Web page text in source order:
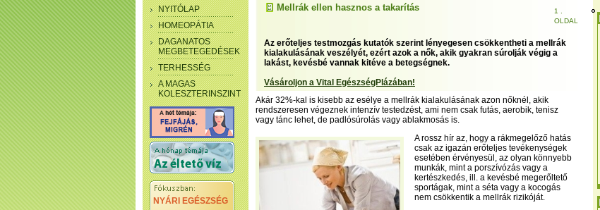
NYITÓLAP
HOMEOPÁTIA
DAGANATOS
MEGBETEGEDÉSEK
TERHESSÉG
A MAGAS
KOLESZTERINSZINT
NYÁRI EGÉSZSÉG
Mellrák ellen hasznos a takarítás
1 .
OLDAL
Az erőteljes testmozgás kutatók szerint lényegesen csökkentheti a mellrák
kialakulásának veszélyét, ezért azok a nők, akik gyakran súrolják végig a
lakást, kevésbé vannak kitéve a betegségnek.
Vásároljon a Vital EgészségPlázában!
Akár 32%-kal is kisebb az esélye a mellrák kialakulásának azon nőknél, akik
rendszeresen végeznek intenzív testedzést, ami nem csak futás, aerobik, tenisz
vagy tánc lehet, de padlósúrolás vagy ablakmosás is.
A rossz hír az, hogy a rákmegelőző hatás
csak az igazán erőteljes tevékenységek
esetében érvényesül, az olyan könnyebb
munkák, mint a porszívózás vagy a
kertészkedés, ill. a kevésbé megerőltető
sportágak, mint a séta vagy a kocogás
nem csökkentik a mellrák rizikóját.